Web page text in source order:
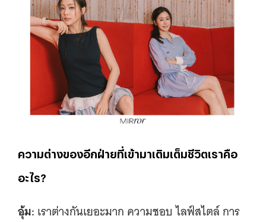
ความต่างของอีกฝ่ายที่เข้ามาเติมเต็มชีวิตเราคือ
อะไร?
อุ้ม: เราต่างกันเยอะมาก ความชอบ ไลฟ์สไตล์ การ